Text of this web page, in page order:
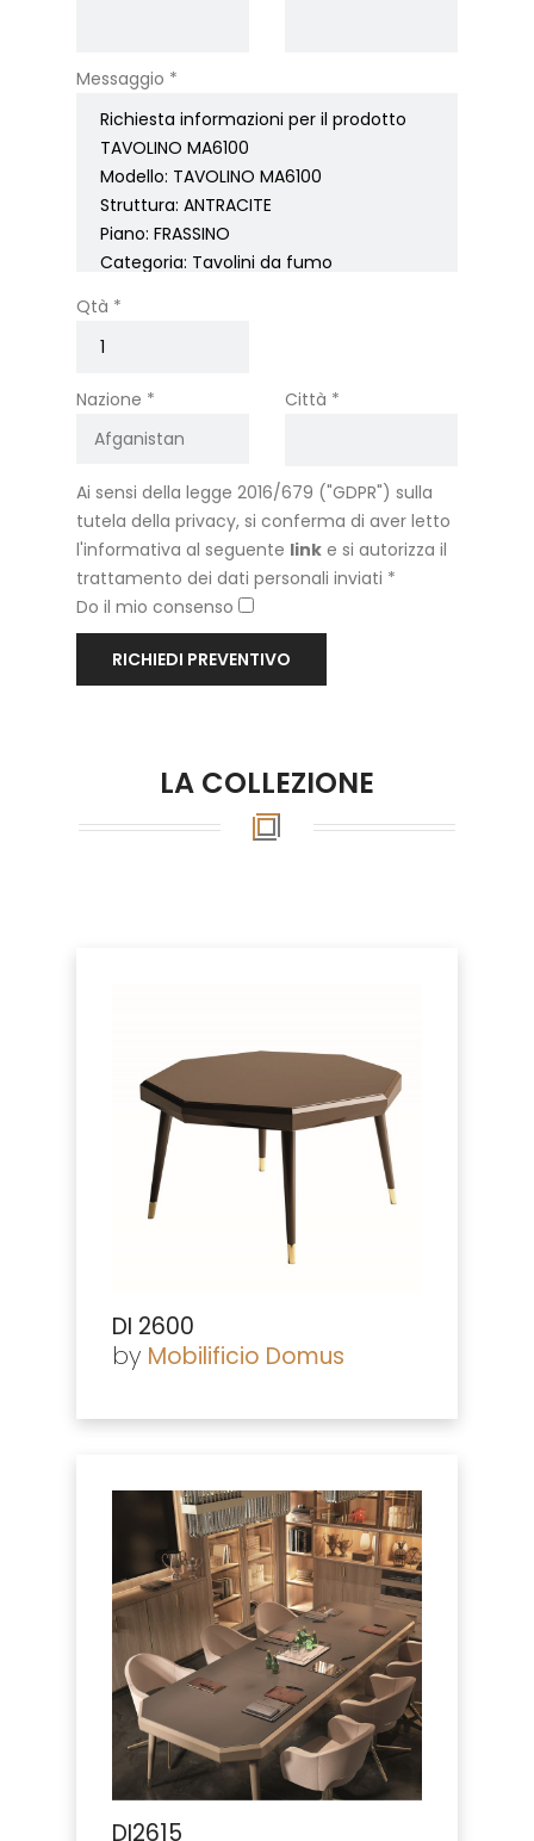
Messaggio *
Qtà *
Nazione * Città *
Ai sensi della legge 2016/679 ("GDPR") sulla
tutela della privacy, si conferma di aver letto
l'informativa al seguente link e si autorizza il
trattamento dei dati personali inviati *
Do il mio consenso
RICHIEDI PREVENTIVO
LA COLLEZIONE
DI 2600
by Mobilificio Domus
DI2615